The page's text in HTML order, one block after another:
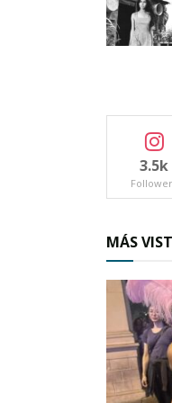
de casi 14 millones
Antes de que el
mensaje hicieron
presidente Chuyín
3.5k
MÁS